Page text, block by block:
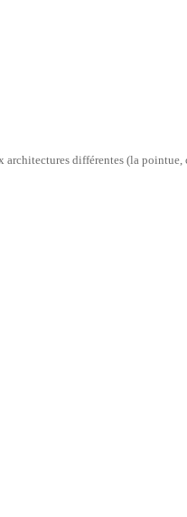
architectures différentes (la pointue,